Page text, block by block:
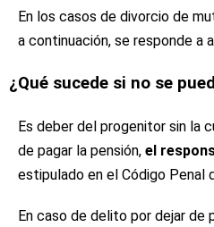
En los casos de divorcio de
a continuación, se responde a
¿Qué sucede si no se
Es deber del progenitor sin la
de pagar la pensión, el
estipulado en el Código Penal
En caso de delito por dejar de